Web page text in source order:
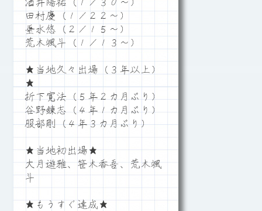
酒井陽祐（１／３０～）
田村慶（１／２２～）
垂水悠（２／１５～）
荒木颯斗（１／１３～）
★当地久々出場（３年以上）
★
折下寛法（５年２カ月ぶり）
谷野錬志（４年１カ月ぶり）
服部剛（４年３カ月ぶり）
★当地初出場★
大月遊雅、笹木香吾、荒木颯
斗
★もうすぐ達成★